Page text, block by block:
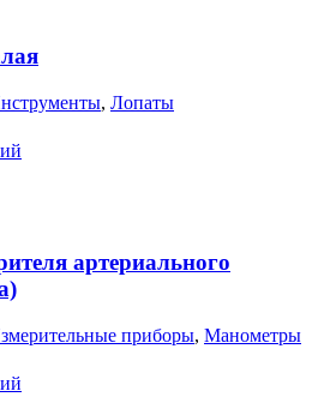
, Лопаты
артериального
приборы, Манометры